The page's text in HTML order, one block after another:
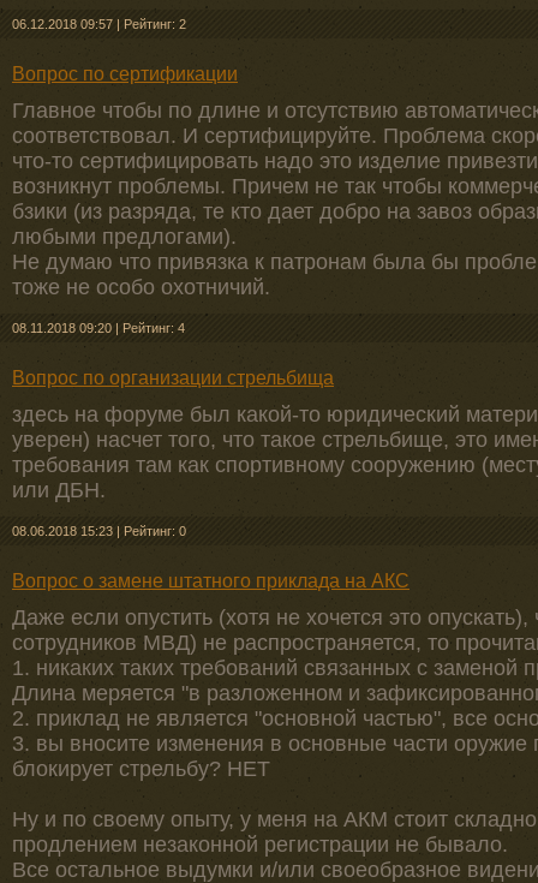
06.12.2018 09:57 | Рейтинг: 2
Вопрос по сертификации
Главное чтобы по длине и отсутствию
соответствовал. И сертифицируйте. Проблема
что-то сертифицировать надо это изделие
возникнут проблемы. Причем не так чтобы
бзики (из разряда, те кто дает добро на завоз
любыми предлогами).
Не думаю что привязка к патронам была бы
тоже не особо охотничий.
08.11.2018 09:20 | Рейтинг: 4
Вопрос по организации стрельбища
здесь на форуме был какой-то юридический
уверен) насчет того, что такое стрельбище, это
требования там как спортивному сооружению
или ДБН.
08.06.2018 15:23 | Рейтинг: 0
Вопрос о замене штатного приклада на АКС
Даже если опустить (хотя не хочется это
сотрудников МВД) не распространяется, то
1. никаких таких требований связанных с заменой
Длина меряется "в разложенном и
2. приклад не является "основной частью", все
3. вы вносите изменения в основные части
блокирует стрельбу? НЕТ
Ну и по своему опыту, у меня на АКМ стоит
продлением незаконной регистрации не бывало.
Все остальное выдумки и/или своеобразное